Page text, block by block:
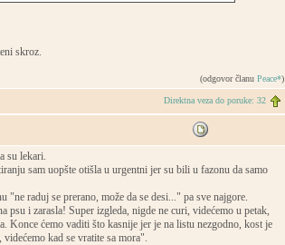
skroz.
(odgovor članu Peace*)
Direktna veza do poruke: 32
su lekari.
sam uopšte otišla u urgentni jer su bili u fazonu da samo
"ne raduj se prerano, može da se desi..." pa sve najgore.
psu i zarasla! Super izgleda, nigde ne curi, videćemo u petak,
Konce ćemo vaditi što kasnije jer je na listu nezgodno, kost je
kad se vratite sa mora".